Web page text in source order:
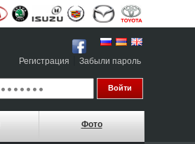
Регистрация Забыли пароль
Фото